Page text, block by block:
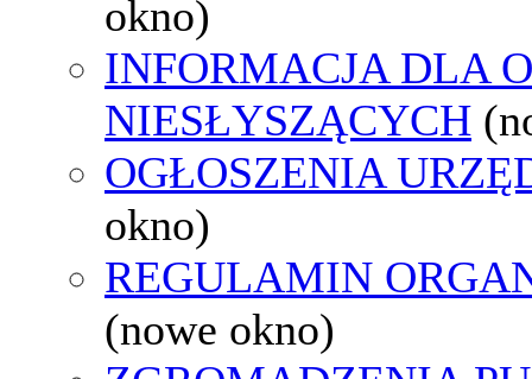
okno)
INFORMACJA DLA
NIESŁYSZĄCYCH
OGŁOSZENIA
okno)
REGULAMIN
(nowe okno)